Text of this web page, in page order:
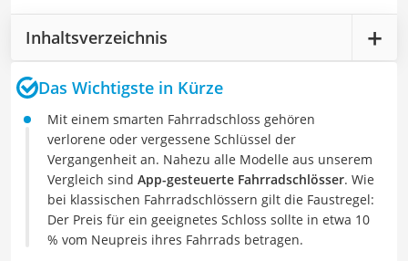
Inhaltsverzeichnis
Das Wichtigste in Kürze
Mit einem smarten Fahrradschloss gehören
verlorene oder vergessene Schlüssel der
Vergangenheit an. Nahezu alle Modelle aus unserem
Vergleich sind App-gesteuerte Fahrradschlösser. Wie
bei klassischen Fahrradschlössern gilt die Faustregel:
Der Preis für ein geeignetes Schloss sollte in etwa 10
% vom Neupreis ihres Fahrrads betragen.